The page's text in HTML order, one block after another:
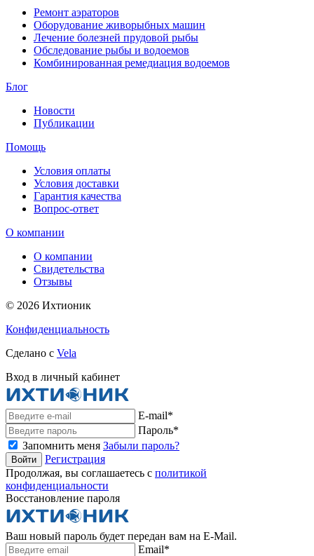
Ремонт аэраторов
Оборудование живорыбных машин
Лечение болезней прудовой рыбы
Обследование рыбы и водоемов
Комбинированная ремедиация водоемов
Блог
Новости
Публикации
Помощь
Условия оплаты
Условия доставки
Гарантия качества
Вопрос-ответ
О компании
О компании
Свидетельства
Отзывы
© 2026 Ихтионик
Конфиденциальность
Сделано c Vela
Вход в личный кабинет
E-mail*
Пароль*
Запомнить меня Забыли пароль?
Войти
Регистрация
Продолжая, вы соглашаетесь с политикой
конфиденциальности
Восстановление пароля
Ваш новый пароль будет передан вам на E-Mail.
Email*